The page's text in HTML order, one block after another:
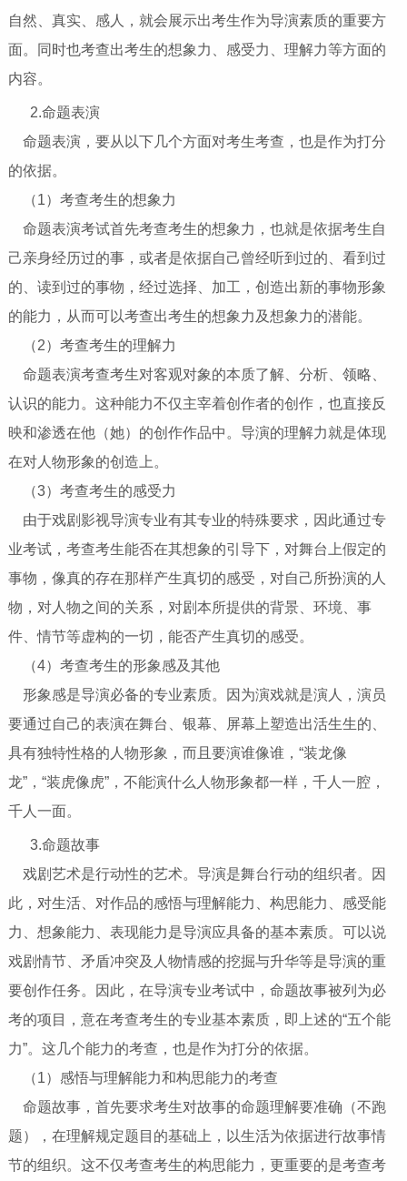
自然、真实、感人，就会展示出考生作为导演素质的重要方
面。同时也考查出考生的想象力、感受力、理解力等方面的
内容。
2.命题表演
命题表演，要从以下几个方面对考生考查，也是作为打分
的依据。
（1）考查考生的想象力
命题表演考试首先考查考生的想象力，也就是依据考生自
己亲身经历过的事，或者是依据自己曾经听到过的、看到过
的、读到过的事物，经过选择、加工，创造出新的事物形象
的能力，从而可以考查出考生的想象力及想象力的潜能。
（2）考查考生的理解力
命题表演考查考生对客观对象的本质了解、分析、领略、
认识的能力。这种能力不仅主宰着创作者的创作，也直接反
映和渗透在他（她）的创作作品中。导演的理解力就是体现
在对人物形象的创造上。
（3）考查考生的感受力
由于戏剧影视导演专业有其专业的特殊要求，因此通过专
业考试，考查考生能否在其想象的引导下，对舞台上假定的
事物，像真的存在那样产生真切的感受，对自己所扮演的人
物，对人物之间的关系，对剧本所提供的背景、环境、事
件、情节等虚构的一切，能否产生真切的感受。
（4）考查考生的形象感及其他
形象感是导演必备的专业素质。因为演戏就是演人，演员
要通过自己的表演在舞台、银幕、屏幕上塑造出活生生的、
具有独特性格的人物形象，而且要演谁像谁，“装龙像
龙”，“装虎像虎”，不能演什么人物形象都一样，千人一腔，
千人一面。
3.命题故事
戏剧艺术是行动性的艺术。导演是舞台行动的组织者。因
此，对生活、对作品的感悟与理解能力、构思能力、感受能
力、想象能力、表现能力是导演应具备的基本素质。可以说
戏剧情节、矛盾冲突及人物情感的挖掘与升华等是导演的重
要创作任务。因此，在导演专业考试中，命题故事被列为必
考的项目，意在考查考生的专业基本素质，即上述的“五个能
力”。这几个能力的考查，也是作为打分的依据。
（1）感悟与理解能力和构思能力的考查
命题故事，首先要求考生对故事的命题理解要准确（不跑
题），在理解规定题目的基础上，以生活为依据进行故事情
节的组织。这不仅考查考生的构思能力，更重要的是考查考